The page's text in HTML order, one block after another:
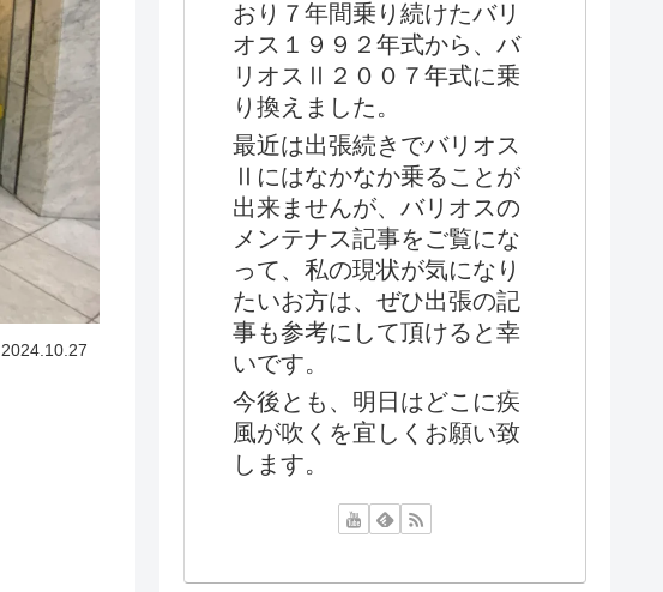
2024.10.27
おり７年間乗り続けたバリ
オス１９９２年式から、バ
リオスⅡ２００７年式に乗
り換えました。
最近は出張続きでバリオス
Ⅱにはなかなか乗ることが
出来ませんが、バリオスの
メンテナス記事をご覧にな
って、私の現状が気になり
たいお方は、ぜひ出張の記
事も参考にして頂けると幸
いです。
今後とも、明日はどこに疾
風が吹くを宜しくお願い致
します。